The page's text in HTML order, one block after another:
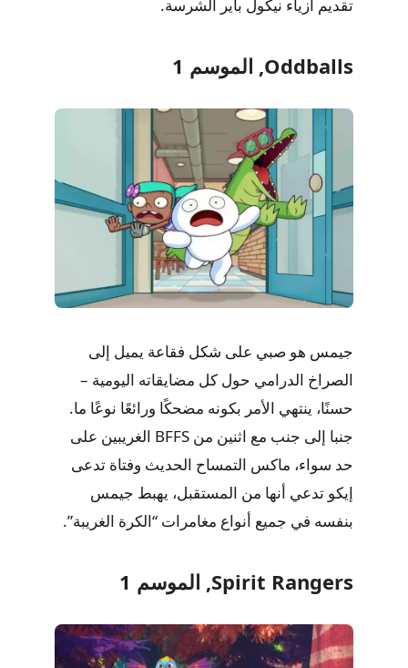
تقديم أزياء نيكول باير الشرسة.
Oddballs, الموسم 1
جيمس هو صبي على شكل فقاعة يميل إلى
الصراخ الدرامي حول كل مضايقاته اليومية –
حسنًا، ينتهي الأمر بكونه مضحكًا ورائعًا نوعًا ما.
جنبا إلى جنب مع اثنين من BFFS الغريبين على
حد سواء، ماكس التمساح الحديث وفتاة تدعى
إيكو تدعي أنها من المستقبل، يهبط جيمس
بنفسه في جميع أنواع مغامرات “الكرة الغريبة”.
Spirit Rangers, الموسم 1